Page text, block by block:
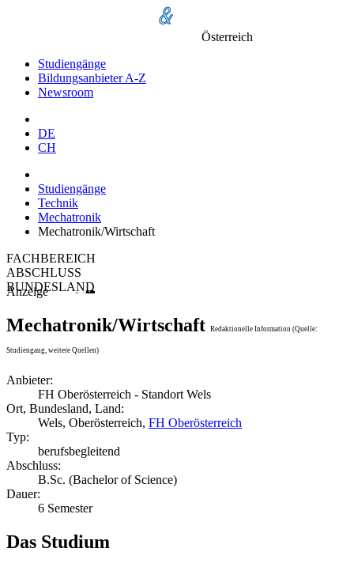
Österreich
Studiengänge
Bildungsanbieter A-Z
Newsroom
DE
CH
Studiengänge
Technik
Mechatronik
Mechatronik/Wirtschaft
FACHBEREICH
ABSCHLUSS
BUNDESLAND
Anzeige
Mechatronik/Wirtschaft Redaktionelle Information (Quelle:
Studiengang, weitere Quellen)
Anbieter:
FH Oberösterreich - Standort Wels
Ort, Bundesland, Land:
Wels, Oberösterreich, FH Oberösterreich
Typ:
berufsbegleitend
Abschluss:
B.Sc. (Bachelor of Science)
Dauer:
6 Semester
Das Studium